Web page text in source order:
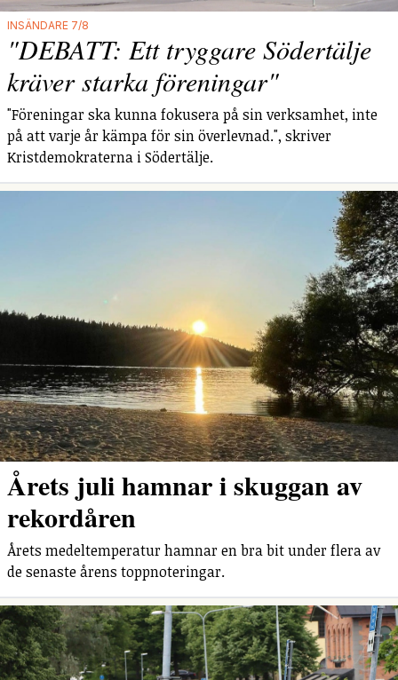
INSÄNDARE 7/8
"DEBATT: Ett tryggare Södertälje
kräver starka föreningar"
"Föreningar ska kunna fokusera på sin verksamhet, inte
på att varje år kämpa för sin överlevnad.", skriver
Kristdemokraterna i Södertälje.
Årets juli hamnar i skuggan av
rekordåren
Årets medeltemperatur hamnar en bra bit under flera av
de senaste årens toppnoteringar.